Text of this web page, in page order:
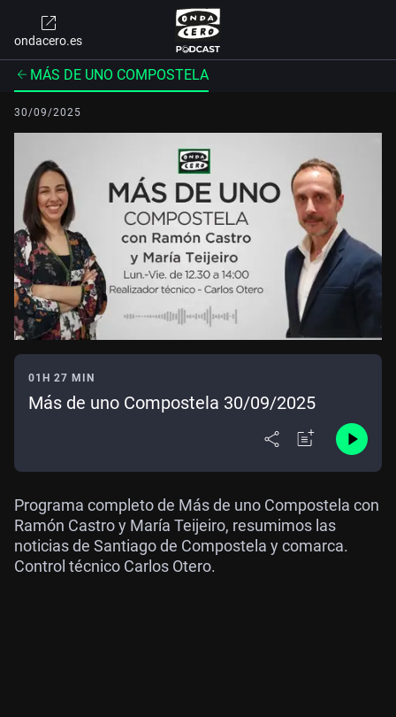
ondacero.es
MÁS DE UNO COMPOSTELA
30/09/2025
01H 27 MIN
Más de uno Compostela 30/09/2025
Programa completo de Más de uno Compostela con
Ramón Castro y María Teijeiro, resumimos las
noticias de Santiago de Compostela y comarca.
Control técnico Carlos Otero.